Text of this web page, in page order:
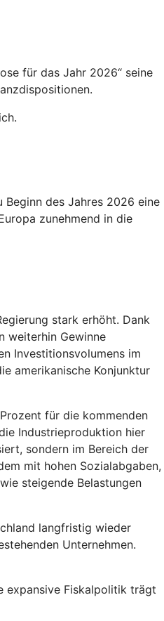
für das Jahr 2026“ seine
Beginn des Jahres 2026 eine
zunehmend in die
stark erhöht. Dank
weiterhin Gewinne
Investitionsvolumens im
amerikanische Konjunktur
für die kommenden
Industrieproduktion hier
sondern im Bereich der
mit hohen Sozialabgaben,
steigende Belastungen
langfristig wieder
Unternehmen.
expansive Fiskalpolitik trägt